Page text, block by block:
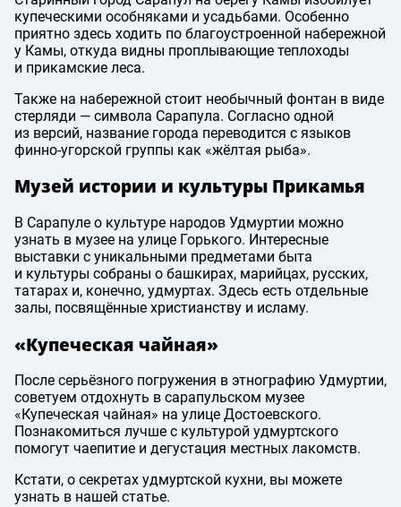
купеческими особняками и усадьбами. Особенно
приятно здесь ходить по благоустроенной набережной
у Камы, откуда видны проплывающие теплоходы
и прикамские леса.
Также на набережной стоит необычный фонтан в виде
стерляди — символа Сарапула. Согласно одной
из версий, название города переводится с языков
финно-угорской группы как «жёлтая рыба».
Музей истории и культуры Прикамья
В Сарапуле о культуре народов Удмуртии можно
узнать в музее на улице Горького. Интересные
выставки с уникальными предметами быта
и культуры собраны о башкирах, марийцах, русских,
татарах и, конечно, удмуртах. Здесь есть отдельные
залы, посвящённые христианству и исламу.
«Купеческая чайная»
После серьёзного погружения в этнографию Удмуртии,
советуем отдохнуть в сарапульском музее
«Купеческая чайная» на улице Достоевского.
Познакомиться лучше с культурой удмуртского
помогут чаепитие и дегустация местных лакомств.
Кстати, о секретах удмуртской кухни, вы можете
узнать в нашей статье.